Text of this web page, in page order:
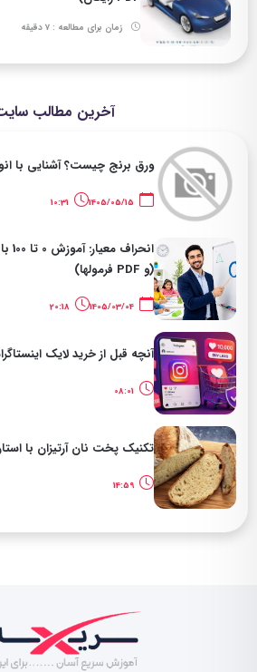
زمان برای مطالعه : 7 دقیقه
آخرین مطالب
ورق برنج چیست؟ آشنایی با
(و PDF فرمولها)
20:18
آنچه قبل از خرید لایک
تکنیک پخت نان آرتیزان با
14:59